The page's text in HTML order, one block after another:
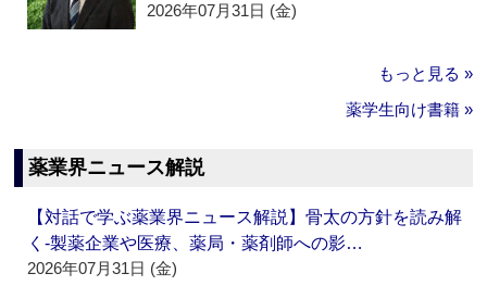
2026年07月31日 (金)
もっと見る »
薬学生向け書籍 »
薬業界ニュース解説
【対話で学ぶ薬業界ニュース解説】骨太の方針を読み解
く‐製薬企業や医療、薬局・薬剤師への影…
2026年07月31日 (金)